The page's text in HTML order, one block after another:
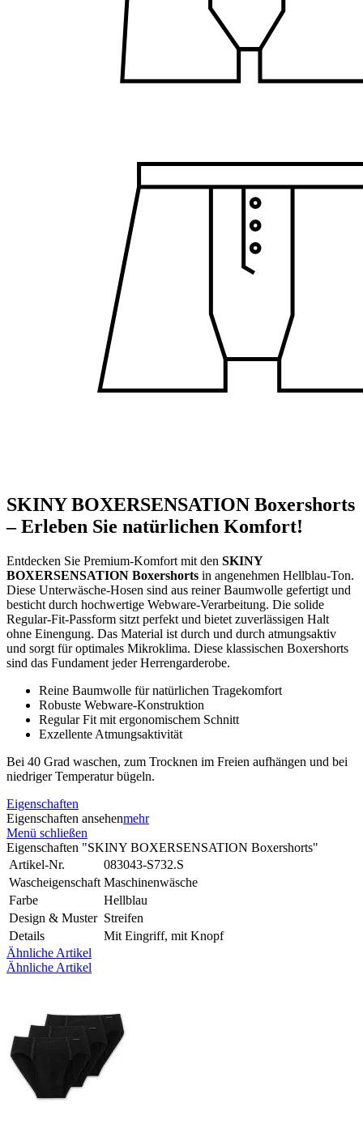
SKINY BOXERSENSATION Boxershorts
– Erleben Sie natürlichen Komfort!
Entdecken Sie Premium-Komfort mit den SKINY
BOXERSENSATION Boxershorts in angenehmen Hellblau-Ton.
Diese Unterwäsche-Hosen sind aus reiner Baumwolle gefertigt und
besticht durch hochwertige Webware-Verarbeitung. Die solide
Regular-Fit-Passform sitzt perfekt und bietet zuverlässigen Halt
ohne Einengung. Das Material ist durch und durch atmungsaktiv
und sorgt für optimales Mikroklima. Diese klassischen Boxershorts
sind das Fundament jeder Herrengarderobe.
Reine Baumwolle für natürlichen Tragekomfort
Robuste Webware-Konstruktion
Regular Fit mit ergonomischem Schnitt
Exzellente Atmungsaktivität
Bei 40 Grad waschen, zum Trocknen im Freien aufhängen und bei
niedriger Temperatur bügeln.
Eigenschaften
Eigenschaften ansehenmehr
Menü schließen
Eigenschaften "SKINY BOXERSENSATION Boxershorts"
Artikel-Nr.
083043-S732.S
Wascheigenschaft Maschinenwäsche
Farbe
Hellblau
Design & Muster Streifen
Details
Mit Eingriff, mit Knopf
Ähnliche Artikel
Ähnliche Artikel